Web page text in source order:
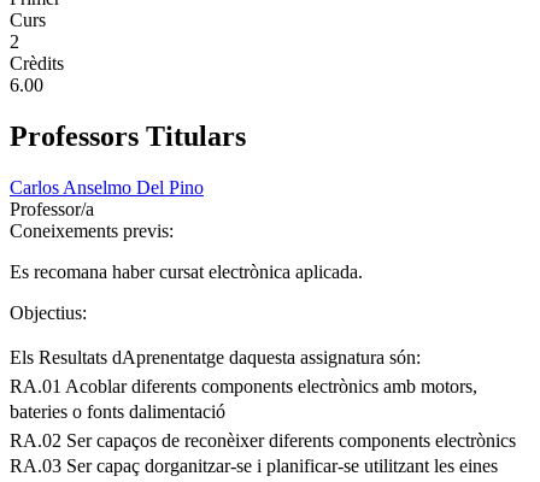
Curs
2
Crèdits
6.00
Professors Titulars
Carlos Anselmo Del Pino
Professor/a
Coneixements previs:
Es recomana haber cursat electrònica aplicada.
Objectius:
Els Resultats dAprenentatge daquesta assignatura són:
RA.01 Acoblar diferents components electrònics amb motors,
bateries o fonts dalimentació
RA.02 Ser capaços de reconèixer diferents components electrònics
RA.03 Ser capaç dorganitzar-se i planificar-se utilitzant les eines